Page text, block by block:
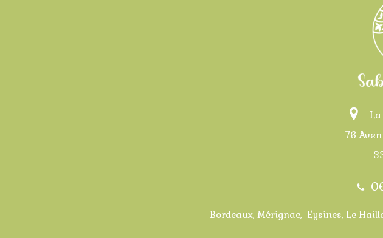
76
Bordeaux, Mérignac, Eysines, Le